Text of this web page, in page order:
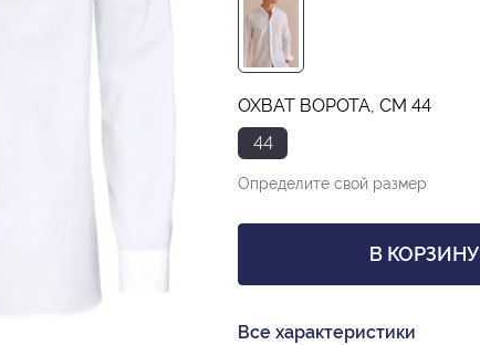
ОХВАТ ВОРОТА, СМ 44
44
Определите свой размер
В КОРЗИНУ
Все характеристики